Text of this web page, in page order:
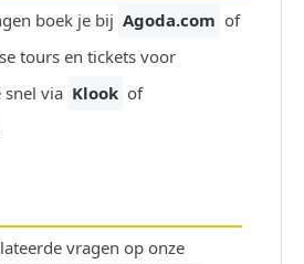
boek je bij Agoda.com of
tours en tickets voor
snel via Klook of
vragen op onze